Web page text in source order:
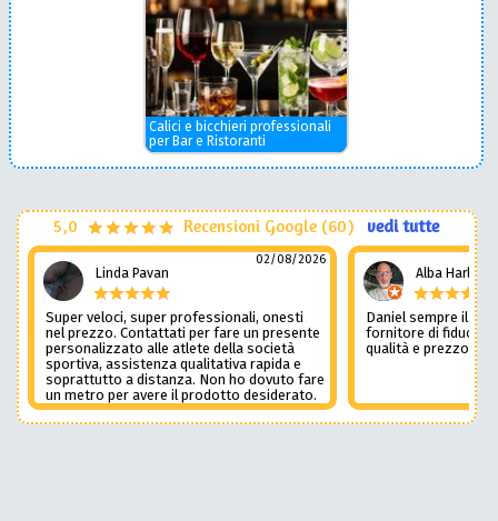
Calici e bicchieri professionali
per Bar e Ristoranti
5,0 Recensioni Google (60) vedi tutte
Linda Pavan
02/08/2026
Super veloci, super professionali, onesti
nel prezzo. Contattati per fare un presente
personalizzato alle atlete della società
sportiva, assistenza qualitativa rapida e
soprattutto a distanza. Non ho dovuto fare
un metro per avere il prodotto desiderato.
Una assistenza del genere è rara e
preziosa. Credo li contatterò ancora in
Alba Harley
Daniel sempre il
fornitore di fiducia
qualità e prezzo